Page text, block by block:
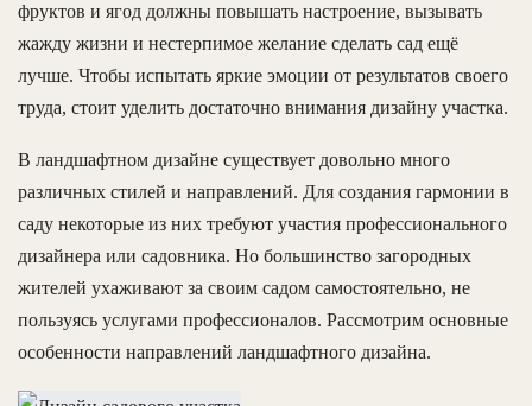
фруктов и ягод должны повышать настроение, вызывать
жажду жизни и нестерпимое желание сделать сад ещё
лучше. Чтобы испытать яркие эмоции от результатов своего
труда, стоит уделить достаточно внимания дизайну участка.
В ландшафтном дизайне существует довольно много
различных стилей и направлений. Для создания гармонии в
саду некоторые из них требуют участия профессионального
дизайнера или садовника. Но большинство загородных
жителей ухаживают за своим садом самостоятельно, не
пользуясь услугами профессионалов. Рассмотрим основные
особенности направлений ландшафтного дизайна.